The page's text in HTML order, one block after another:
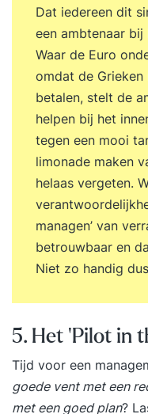
Dat iedereen dit
een ambtenaar bij
Waar de Euro
omdat de
betalen, stelt de
helpen bij het
tegen een mooi
limonade maken
helaas vergeten.
managen’ van
betrouwbaar en
Niet zo handig
5. Het 'Pilot in
Tijd voor een
goede vent met een
met een goed plan?